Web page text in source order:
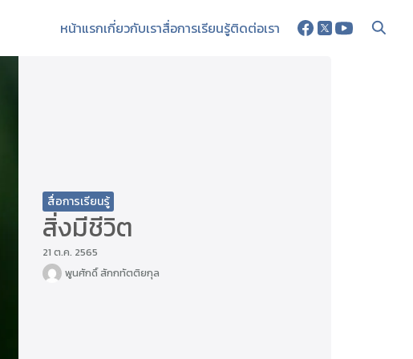
หน้าแรกเกี่ยวกับเราสื่อการเรียนรู้ติดต่อเรา
สื่อการเรียนรู้
สิ่งมีชีวิต
21 ต.ค. 2565
พูนศักดิ์ สักกทัตติยกุล